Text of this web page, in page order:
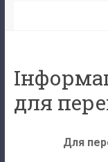
для
Для